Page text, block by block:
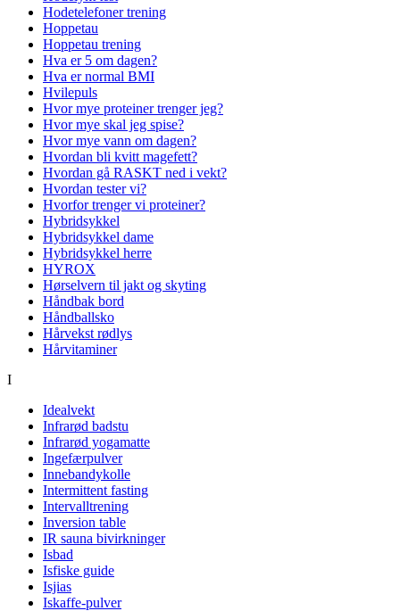
Hodetelefoner trening
Hoppetau
Hoppetau trening
Hva er 5 om dagen?
Hva er normal BMI
Hvilepuls
Hvor mye proteiner trenger jeg?
Hvor mye skal jeg spise?
Hvor mye vann om dagen?
Hvordan bli kvitt magefett?
Hvordan gå RASKT ned i vekt?
Hvordan tester vi?
Hvorfor trenger vi proteiner?
Hybridsykkel
Hybridsykkel dame
Hybridsykkel herre
HYROX
Hørselvern til jakt og skyting
Håndbak bord
Håndballsko
Hårvekst rødlys
Hårvitaminer
I
Idealvekt
Infrarød badstu
Infrarød yogamatte
Ingefærpulver
Innebandykolle
Intermittent fasting
Intervalltrening
Inversion table
IR sauna bivirkninger
Isbad
Isfiske guide
Isjias
Iskaffe-pulver